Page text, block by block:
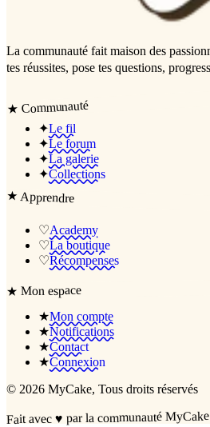
La communauté fait maison des
tes réussites, pose tes questions,
★ Communauté
✦Le fil
✦Le forum
✦La galerie
✦Collections
★Apprendre
♡Academy
♡La boutique
♡Récompenses
★Mon espace
★Mon compte
★Notifications
★Contact
★Connexion
© 2026 MyCake, Tous droits réservés
Fait avec♥ par la communauté MyCake